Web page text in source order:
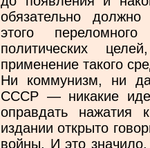
обязательно
этого
политических
применение такого
Ни коммунизм, ни
СССР — никакие
оправдать нажатия
издании открыто
войны. И это